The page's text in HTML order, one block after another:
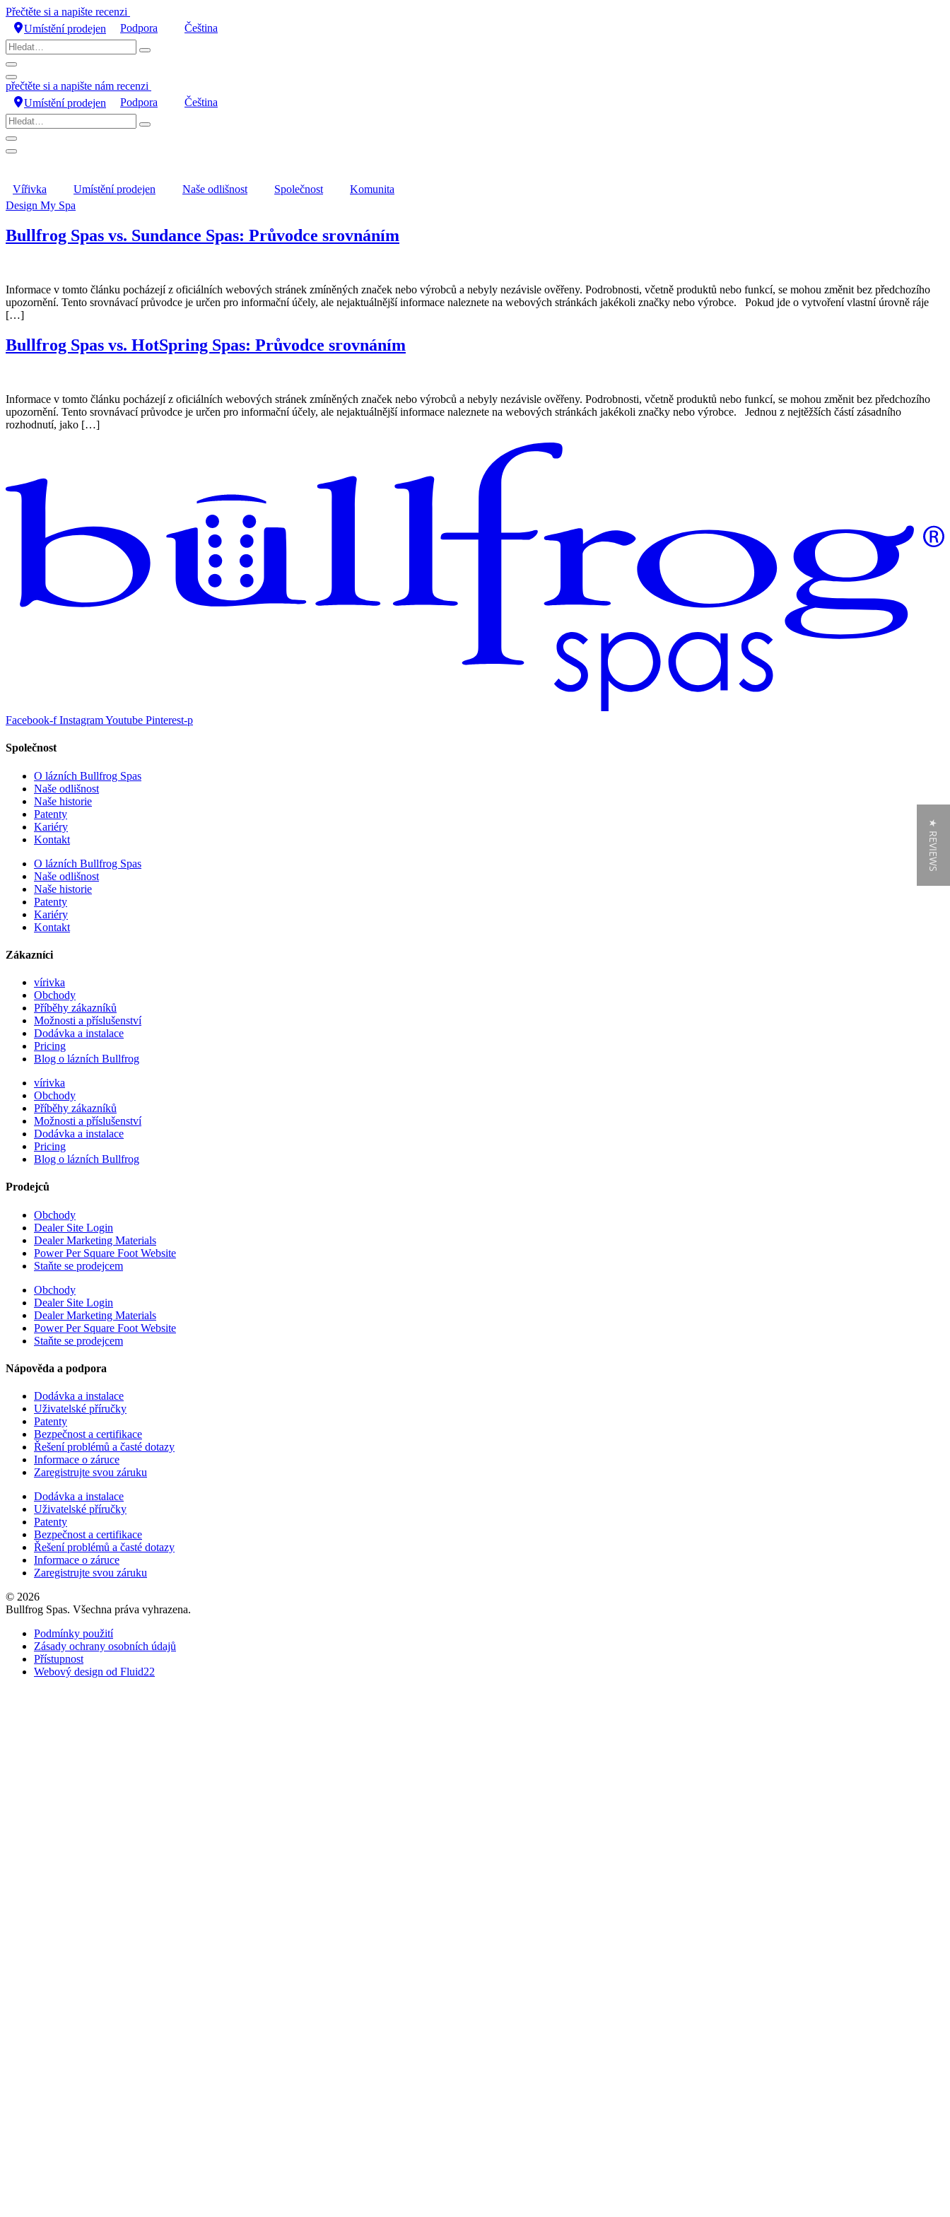
Přejít
na
obsah
Přečtěte si a napište recenzi
Umístění prodejen
Podpora
Čeština
Hledat…
přečtěte si a napište nám recenzi
Umístění prodejen
Podpora
Čeština
Hledat…
Vířivka Umístění prodejen Naše odlišnost Společnost
Komunita
Design My Spa
Bullfrog Spas vs. Sundance Spas: Průvodce srovnáním
Informace v tomto článku pocházejí z oficiálních webových stránek zmíněných značek nebo výrobců a nebyly nezávisle ověřeny. Podrobnosti, včetně produktů nebo funkcí, se mohou změnit bez předchozího
upozornění. Tento srovnávací průvodce je určen pro informační účely, ale nejaktuálnější informace naleznete na webových stránkách jakékoli značky nebo výrobce. Pokud jde o vytvoření vlastní úrovně ráje
[…]
Bullfrog Spas vs. HotSpring Spas: Průvodce srovnáním
Informace v tomto článku pocházejí z oficiálních webových stránek zmíněných značek nebo výrobců a nebyly nezávisle ověřeny. Podrobnosti, včetně produktů nebo funkcí, se mohou změnit bez předchozího
upozornění. Tento srovnávací průvodce je určen pro informační účely, ale nejaktuálnější informace naleznete na webových stránkách jakékoli značky nebo výrobce. Jednou z nejtěžších částí zásadního
rozhodnutí, jako […]
Facebook-f InstagramYoutube Pinterest-p
Společnost
O lázních Bullfrog Spas
Naše odlišnost
Naše historie
Patenty
Kariéry
Kontakt
O lázních Bullfrog Spas
Naše odlišnost
Naše historie
Patenty
Kariéry
Kontakt
Zákazníci
vírivka
Obchody
Příběhy zákazníků
Možnosti a příslušenství
Dodávka a instalace
Pricing
Blog o lázních Bullfrog
vírivka
Obchody
Příběhy zákazníků
Možnosti a příslušenství
Dodávka a instalace
Pricing
Blog o lázních Bullfrog
Prodejců
Obchody
Dealer Site Login
Dealer Marketing Materials
Power Per Square Foot Website
Staňte se prodejcem
Obchody
Dealer Site Login
Dealer Marketing Materials
Power Per Square Foot Website
Staňte se prodejcem
Nápověda a podpora
Dodávka a instalace
Uživatelské příručky
Patenty
Bezpečnost a certifikace
Řešení problémů a časté dotazy
Informace o záruce
Zaregistrujte svou záruku
Dodávka a instalace
Uživatelské příručky
Patenty
Bezpečnost a certifikace
Řešení problémů a časté dotazy
Informace o záruce
Zaregistrujte svou záruku
© 2026
Bullfrog Spas. Všechna práva vyhrazena.
Podmínky použití
Zásady ochrany osobních údajů
Přístupnost
Webový design od Fluid22
★ REVIEWS